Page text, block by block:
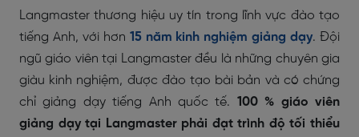
Langmaster thương hiệu uy tín trong lĩnh vực đào tạo
tiếng Anh, với hơn 15 năm kinh nghiệm giảng dạy. Đội
ngũ giáo viên tại Langmaster đều là những chuyên gia
giàu kinh nghiệm, được đào tạo bài bản và có chứng
chỉ giảng dạy tiếng Anh quốc tế. 100 % giáo viên
giảng dạy tại Langmaster phải đạt trình độ tối thiểu